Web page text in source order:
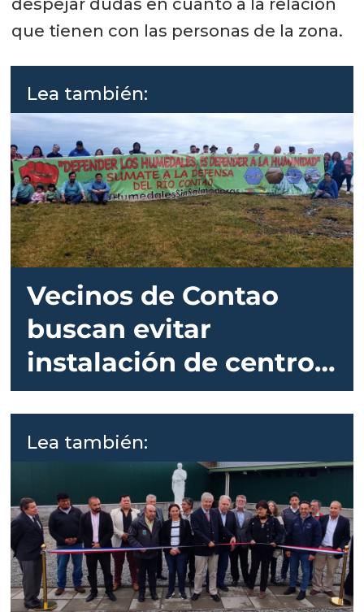
que tienen con las personas de la zona.
Lea también:
Vecinos de Contao
buscan evitar
instalación de centro
de cultivo de salmón
Lea también: